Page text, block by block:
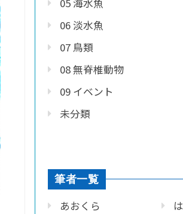
05 海水魚
06 淡水魚
07 鳥類
08 無脊椎動物
09 イベント
未分類
筆者一覧
あおくら